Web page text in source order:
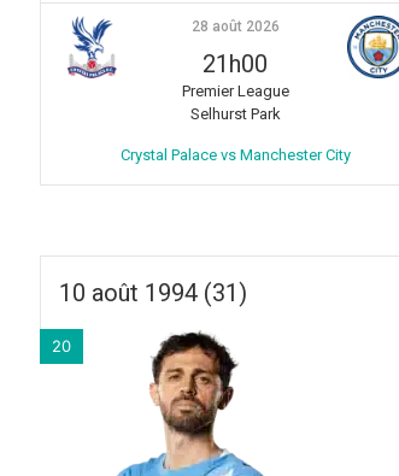
28 août 2026
21h00
Premier League
Selhurst Park
Crystal Palace vs Manchester City
10 août 1994 (31)
20